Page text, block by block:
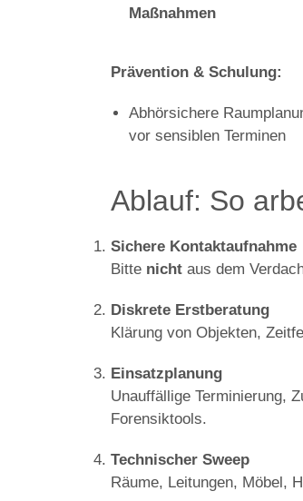
Maßnahmen
Prävention & Schulung:
Abhörsichere
vor sensiblen Terminen
Ablauf: So
Sichere Kontaktaufnahme
Bitte nicht aus dem
Diskrete Erstberatung
Klärung von Objekten,
Einsatzplanung
Unauffällige Terminierung,
Forensiktools.
Technischer Sweep
Räume, Leitungen, Möbel,